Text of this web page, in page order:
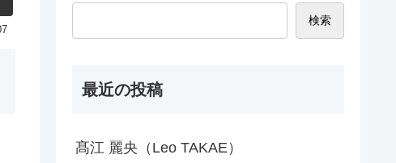
検索
最近の投稿
髙江 麗央（Leo TAKAE）